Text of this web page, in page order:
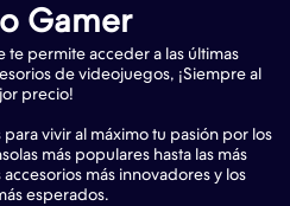
Gamer
te permite acceder a las últimas
de videojuegos, ¡Siempre al
precio!
vivir al máximo tu pasión por los
más populares hasta las más
más innovadores y los
esperados.